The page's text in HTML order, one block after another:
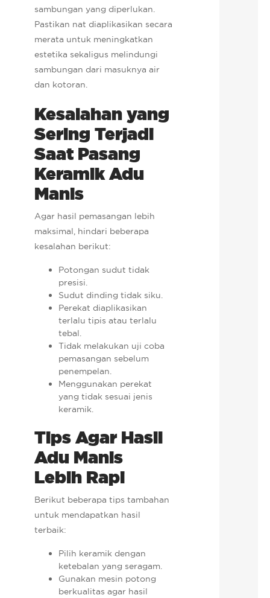
sambungan yang diperlukan.
Pastikan nat diaplikasikan secara
merata untuk meningkatkan
estetika sekaligus melindungi
sambungan dari masuknya air
dan kotoran.
Kesalahan yang
Sering Terjadi
Saat Pasang
Keramik Adu
Manis
Agar hasil pemasangan lebih
maksimal, hindari beberapa
kesalahan berikut:
Potongan sudut tidak
presisi.
Sudut dinding tidak siku.
Perekat diaplikasikan
terlalu tipis atau terlalu
tebal.
Tidak melakukan uji coba
pemasangan sebelum
penempelan.
Menggunakan perekat
yang tidak sesuai jenis
keramik.
Tips Agar Hasil
Adu Manis
Lebih Rapi
Berikut beberapa tips tambahan
untuk mendapatkan hasil
terbaik:
Pilih keramik dengan
ketebalan yang seragam.
Gunakan mesin potong
berkualitas agar hasil